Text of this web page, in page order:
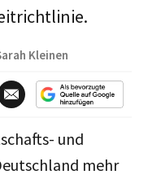
Kleinen
und
mehr